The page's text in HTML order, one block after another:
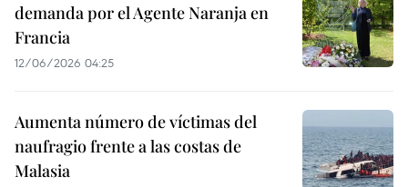
demanda por el Agente Naranja en
Francia
12/06/2026 04:25
Aumenta número de víctimas del
naufragio frente a las costas de
Malasia